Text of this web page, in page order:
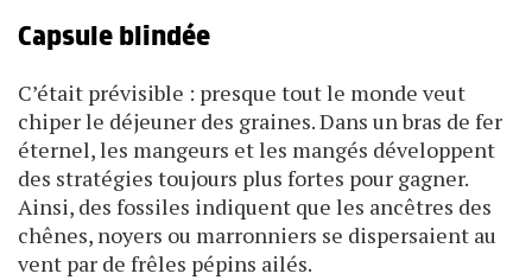
Capsule blindée
C’était prévisible : presque tout le monde veut
chiper le déjeuner des graines. Dans un bras de fer
éternel, les mangeurs et les mangés développent
des stratégies toujours plus fortes pour gagner.
Ainsi, des fossiles indiquent que les ancêtres des
chênes, noyers ou marronniers se dispersaient au
vent par de frêles pépins ailés.